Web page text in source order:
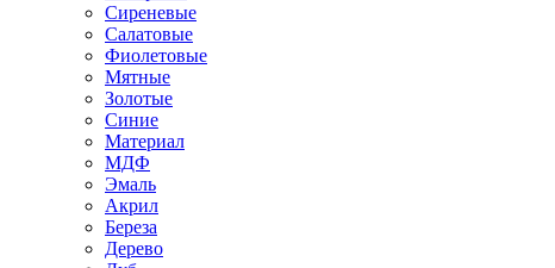
Сиреневые
Салатовые
Фиолетовые
Мятные
Золотые
Синие
Материал
МДФ
Эмаль
Акрил
Береза
Дерево